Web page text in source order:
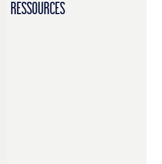
RESSOURCES